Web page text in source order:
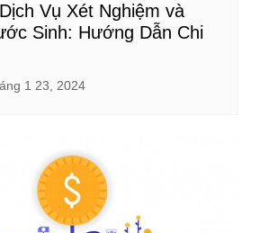
Vụ Xét Nghiệm và
Sinh: Hướng Dẫn Chi
1 23, 2024